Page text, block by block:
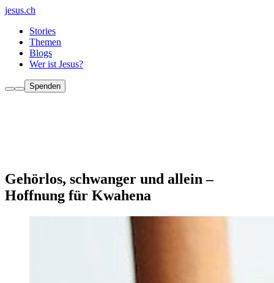
jesus.ch
Stories
Themen
Blogs
Wer ist Jesus?
Spenden
Gehörlos, schwanger und allein –
Hoffnung für Kwahena